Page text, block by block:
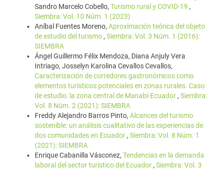
Sandro Marcelo Cobello, Turismo rural y COVID-19 ,
Siembra: Vol. 10 Núm. 1 (2023)
Aníbal Fuentes Moreno, Aproximación teórica del objeto
de estudio del turismo, Siembra: Vol. 3 Núm. 1 (2016):
SIEMBRA
Ángel Guillermo Félix Mendoza, Diana Anjuly Vera
Intriago, Josselyn Karolina Cevallos Cevallos,
Caracterización de corredores gastronómicos como
elementos turísticos potenciales en zonas rurales. Caso
de estudio: la zona central de Manabí-Ecuador, Siembra:
Vol. 8 Núm. 2 (2021): SIEMBRA
Freddy Alejandro Barros Pinto, Alcances del turismo
sostenible: un análisis cualitativo de las experiencias de
dos comunidades en Ecuador, Siembra: Vol. 8 Núm. 1
(2021): SIEMBRA
Enrique Cabanilla Vásconez, Tendencias en la demanda
laboral del sector turístico del Ecuador, Siembra: Vol. 3